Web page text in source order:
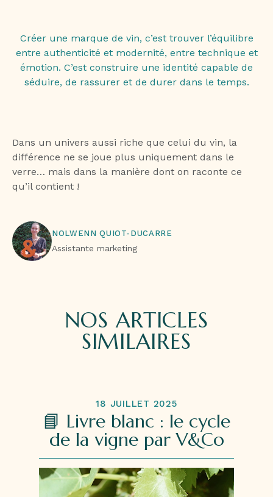
Créer une marque de vin, c’est trouver l’équilibre
entre authenticité et modernité, entre technique et
émotion. C’est construire une identité capable de
séduire, de rassurer et de durer dans le temps.
Dans un univers aussi riche que celui du vin, la
différence ne se joue plus uniquement dans le
verre… mais dans la manière dont on raconte ce
qu’il contient !
NOLWENN QUIOT-DUCARRE
Assistante marketing
NOS ARTICLES
SIMILAIRES
18 JUILLET 2025
📘 Livre blanc : le cycle
de la vigne par V&Co